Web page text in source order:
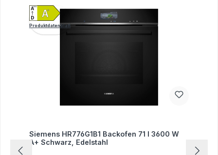
Produktdatenblatt
Siemens HR776G1B1 Backofen 71 l 3600 W
A+ Schwarz, Edelstahl